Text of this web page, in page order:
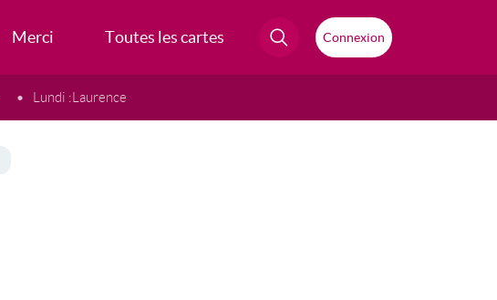
Merci Toutes les cartes Connexion
Lundi :Laurence